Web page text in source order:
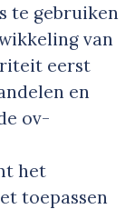
te gebruiken
van
eerst
en
ov-
het
toepassen